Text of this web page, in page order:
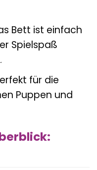
Bett ist einfach
Spielspaß
für die
Puppen und